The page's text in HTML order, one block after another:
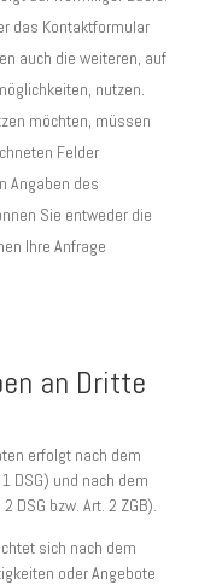
das Kontaktformular
auch die weiteren, auf
nutzen.
möchten, müssen
Felder
Angaben des
Sie entweder die
Ihre Anfrage
an Dritte
erfolgt nach dem
DSG) und nach dem
DSG bzw. Art. 2 ZGB).
sich nach dem
oder Angebote